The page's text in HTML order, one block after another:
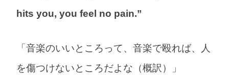
hits you, you feel no pain.”
「音楽のいいところって、音楽で殴れば、人
を傷つけないところだよな（概訳）」